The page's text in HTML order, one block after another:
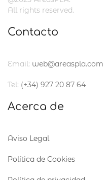
All rights reserved.
Contacto
Email: web@areaspla.com
Tel: (+34) 927 20 87 64
Acerca de
Aviso Legal
Política de Cookies